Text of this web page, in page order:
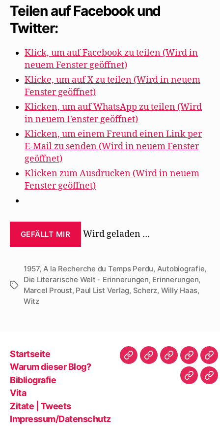
an
einen
Mehrings
über
Teilen auf Facebook und
Twitter:
Klick, um auf Facebook zu teilen (Wird in
neuem Fenster geöffnet)
Klicke, um auf X zu teilen (Wird in neuem
Fenster geöffnet)
Klicken, um auf WhatsApp zu teilen (Wird
in neuem Fenster geöffnet)
Klicken, um einem Freund einen Link per
E-Mail zu senden (Wird in neuem Fenster
geöffnet)
Klicken zum Ausdrucken (Wird in neuem
Fenster geöffnet)
GEFÄLLT MIR Wird geladen …
Schlagwörter
1957, A la Recherche du Temps Perdu, Autobiografie,
Die Literarische Welt - Erinnerungen, Erinnerungen,
Marcel Proust, Paul List Verlag, Scherz, Willy Haas,
Witz
Startseite
Warum dieser Blog?
Bibliografie
Vita
Zitate | Tweets
Impressum/Datenschutz
Startseite
WarumBibliografie
Vita
|